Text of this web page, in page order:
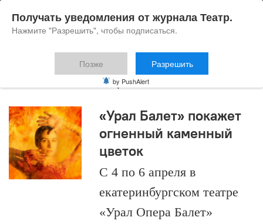
Каменный цветок
«Урал Балет» покажет
огненный каменный
цветок
С 4 по 6 апреля в
екатеринбургском театре
«Урал Опера Балет»
Получать уведомления от журнала Театр.
Нажмите "Разрешить", чтобы подписаться.
Позже Разрешить
by PushAlert